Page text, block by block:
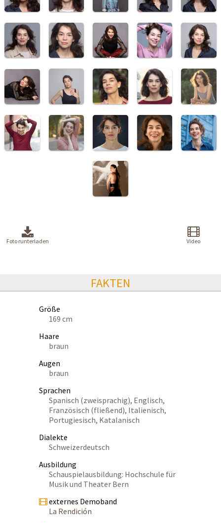
Foto runterladen Video
FAKTEN
Größe
169 cm
Haare
braun
Augen
braun
Sprachen
Spanisch (zweisprachig), Englisch,
Französisch (fließend), Italienisch,
Portugiesisch, Katalanisch
Dialekte
Schweizerdeutsch
Ausbildung
Schauspielausbildung: Hochschule für
Musik und Theater Bern
externes Demoband
La Rendición